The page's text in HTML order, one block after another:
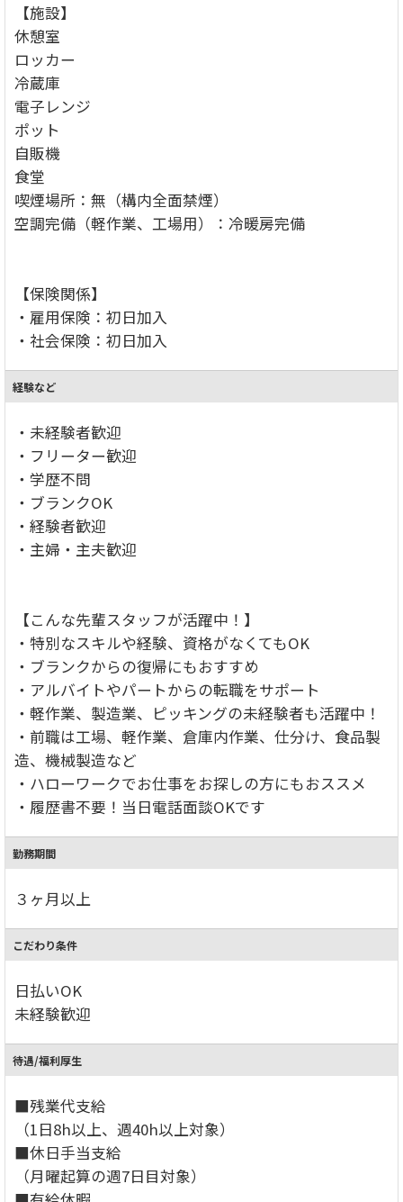
【施設】
休憩室
ロッカー
冷蔵庫
電子レンジ
ポット
自販機
食堂
喫煙場所：無（構内全面禁煙）
空調完備（軽作業、工場用）：冷暖房完備
【保険関係】
・雇用保険：初日加入
・社会保険：初日加入
経験など
・未経験者歓迎
・フリーター歓迎
・学歴不問
・ブランクOK
・経験者歓迎
・主婦・主夫歓迎
【こんな先輩スタッフが活躍中！】
・特別なスキルや経験、資格がなくてもOK
・ブランクからの復帰にもおすすめ
・アルバイトやパートからの転職をサポート
・軽作業、製造業、ピッキングの未経験者も活躍中！
・前職は工場、軽作業、倉庫内作業、仕分け、食品製
造、機械製造など
・ハローワークでお仕事をお探しの方にもおススメ
・履歴書不要！当日電話面談OKです
勤務期間
３ヶ月以上
こだわり条件
日払いOK
未経験歓迎
待遇/福利厚生
■残業代支給
（1日8h以上、週40h以上対象）
■休日手当支給
（月曜起算の週7日目対象）